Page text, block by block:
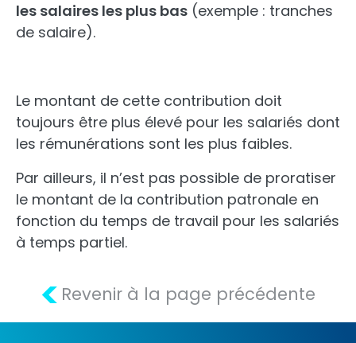
les salaires les plus bas (exemple : tranches
de salaire).
Le montant de cette contribution doit
toujours être plus élevé pour les salariés dont
les rémunérations sont les plus faibles.
Par ailleurs, il n’est pas possible de proratiser
le montant de la contribution patronale en
fonction du temps de travail pour les salariés
à temps partiel.
< Revenir à la page précédente